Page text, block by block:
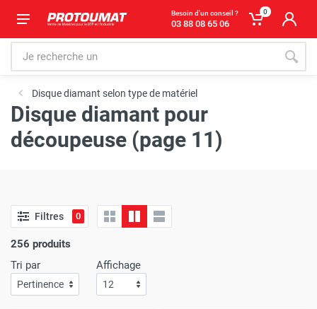
Besoin d'un conseil ?
03 88 08 65 06
0
Disque diamant selon type de matériel
Disque diamant pour
découpeuse (page 11)
Filtres 0
256 produits
Tri par
Affichage